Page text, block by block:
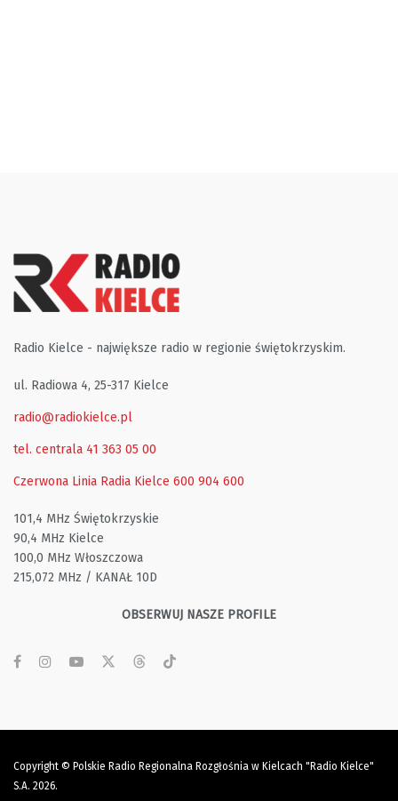
Radio Kielce - największe radio w regionie świętokrzyskim.
ul. Radiowa 4, 25-317 Kielce
radio@radiokielce.pl
tel. centrala 41 363 05 00
Czerwona Linia Radia Kielce 600 904 600
101,4 MHz Świętokrzyskie
90,4 MHz Kielce
100,0 MHz Włoszczowa
215,072 MHz / KANAŁ 10D
OBSERWUJ NASZE PROFILE
Copyright © Polskie Radio Regionalna Rozgłośnia w Kielcach "Radio Kielce"
S.A. 2026.